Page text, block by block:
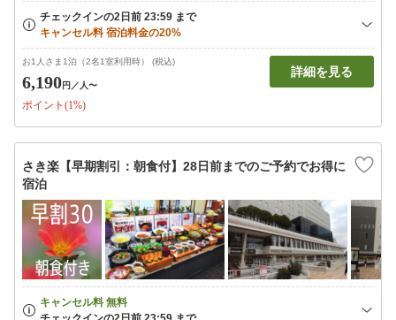
お1人さま1泊（2名1室利用時） (税込)
6,190円 ／人〜
ポイント(1%)
詳細を見る
さき楽【早期割引：朝食付】28日前までのご予約でお得に
宿泊